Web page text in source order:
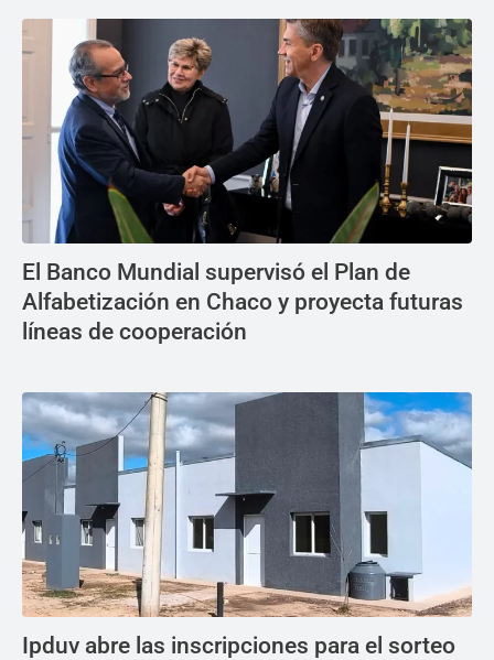
El Banco Mundial supervisó el Plan de
Alfabetización en Chaco y proyecta futuras
líneas de cooperación
Ipduv abre las inscripciones para el sorteo